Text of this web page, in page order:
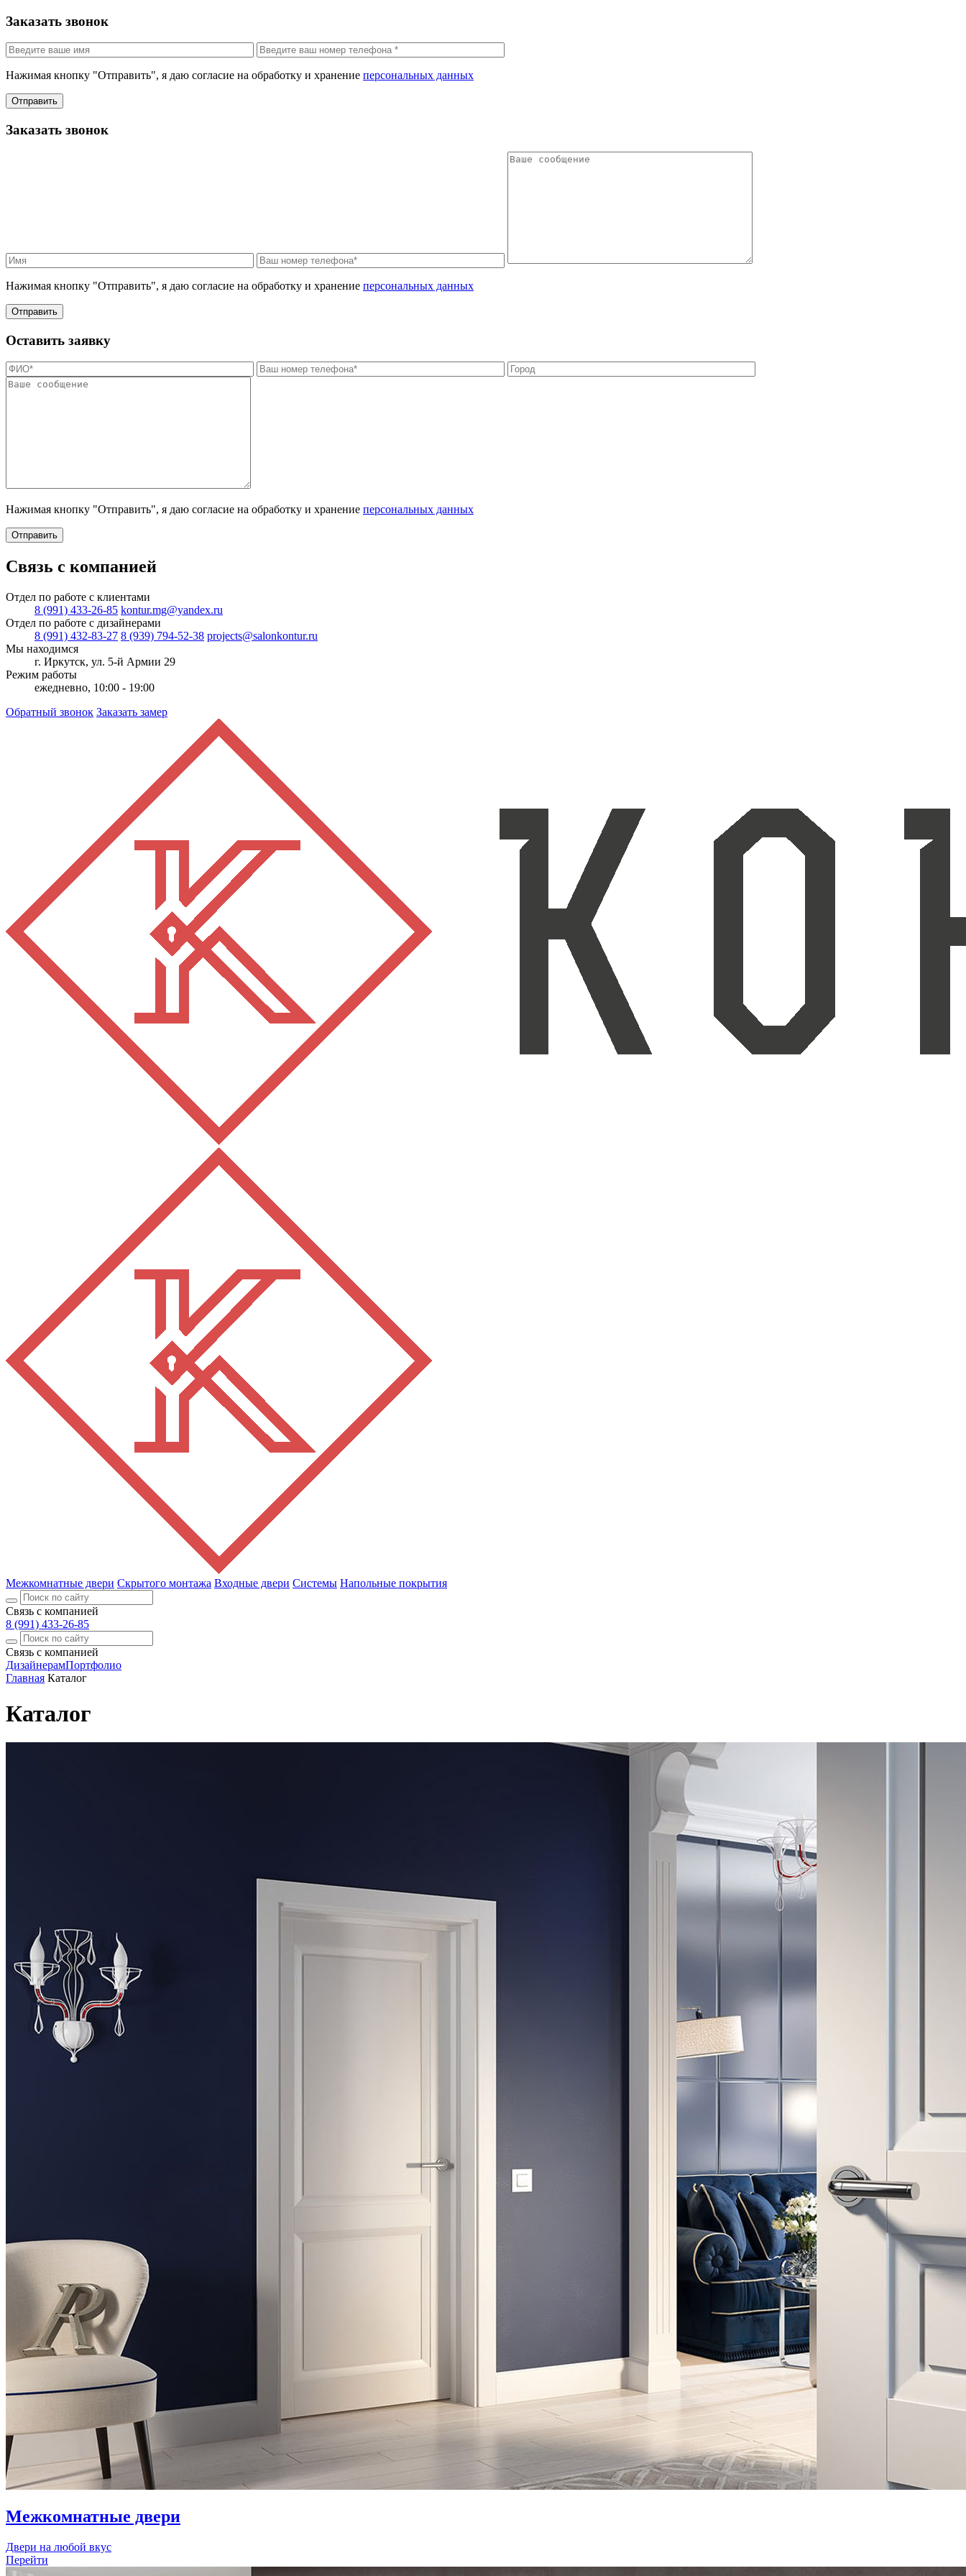
Заказать звонок
Нажимая кнопку "Отправить", я даю согласие на обработку и хранение персональных данных
Отправить
Заказать звонок
Нажимая кнопку "Отправить", я даю согласие на обработку и хранение персональных данных
Отправить
Оставить заявку
Нажимая кнопку "Отправить", я даю согласие на обработку и хранение персональных данных
Отправить
Связь с компанией
Отдел по работе с клиентами
8 (991) 433-26-85 kontur.mg@yandex.ru
Отдел по работе с дизайнерами
8 (991) 432-83-27 8 (939) 794-52-38 projects@salonkontur.ru
Мы находимся
г. Иркутск, ул. 5-й Армии 29
Режим работы
ежедневно, 10:00 - 19:00
Обратный звонок Заказать замер
Межкомнатные двери Скрытого монтажа Входные двери Системы Напольные покрытия
Связь с компанией
8 (991) 433-26-85
Связь с компанией
ДизайнерамПортфолио
Главная Каталог
Каталог
Межкомнатные двери
Двери на любой вкус
Перейти